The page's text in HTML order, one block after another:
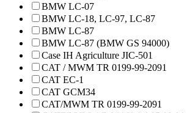
BMW LC-07
BMW LC-18, LC-97, LC-87
BMW LC-87
BMW LC-87 (BMW GS 94000)
Case IH Agriculture JIC-501
CAT / MWM TR 0199-99-2091
CAT EC-1
CAT GCM34
CAT/MWM TR 0199-99-2091